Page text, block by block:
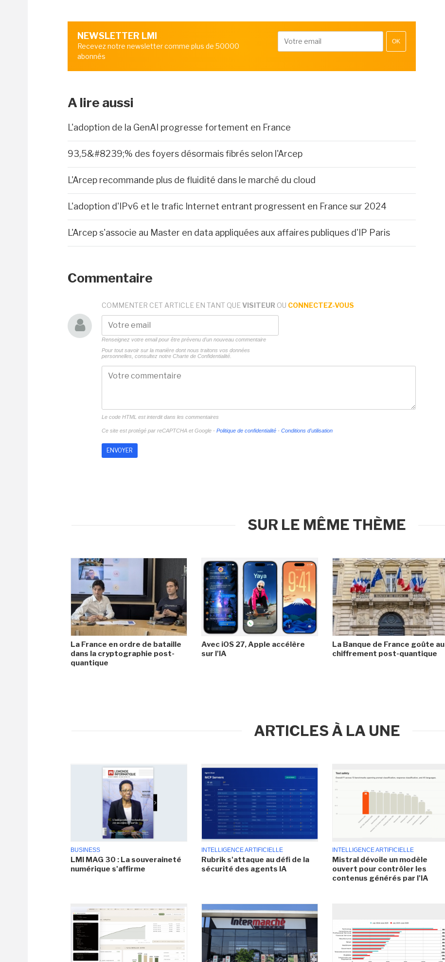
NEWSLETTER LMI
Recevez notre newsletter comme plus de 50000
abonnés
OK
A lire aussi
L'adoption de la GenAI progresse fortement en France
93,5&#8239;% des foyers désormais fibrés selon l'Arcep
L'Arcep recommande plus de fluidité dans le marché du cloud
L'adoption d'IPv6 et le trafic Internet entrant progressent en France sur 2024
L'Arcep s'associe au Master en data appliquées aux affaires publiques d'IP Paris
Commentaire
COMMENTER CET ARTICLE EN TANT QUE VISITEUR OU CONNECTEZ-VOUS
Renseignez votre email pour être prévenu d'un nouveau commentaire
Pour tout savoir sur la manière dont nous traitons vos données
personnelles, consultez notre Charte de Confidentialité.
Le code HTML est interdit dans les commentaires
Ce site est protégé par reCAPTCHA et Google - Politique de confidentialité - Conditions d'utilisation
SUR LE MÊME THÈME
La France en ordre de bataille
dans la cryptographie post-
quantique
Avec iOS 27, Apple accélère
sur l'IA
La Banque de France goûte au
chiffrement post-quantique
ARTICLES À LA UNE
BUSINESS
LMI MAG 30 : La souveraineté
numérique s'affirme
INTELLIGENCE ARTIFICIELLE
Rubrik s'attaque au défi de la
sécurité des agents IA
INTELLIGENCE ARTIFICIELLE
Mistral dévoile un modèle
ouvert pour contrôler les
contenus générés par l'IA